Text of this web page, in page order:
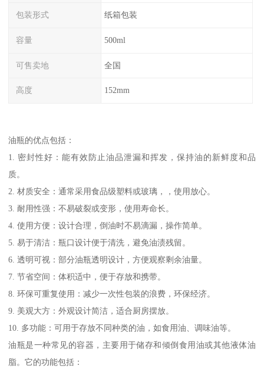
包装形式 纸箱包装
容量 500ml
可售卖地 全国
高度 152mm
油瓶的优点包括：
1. 密封性好：能有效防止油品泄漏和挥发，保持油的新鲜度和品
质。
2. 材质安全：通常采用食品级塑料或玻璃，，使用放心。
3. 耐用性强：不易破裂或变形，使用寿命长。
4. 使用方便：设计合理，倒油时不易滴漏，操作简单。
5. 易于清洁：瓶口设计便于清洗，避免油渍残留。
6. 透明可视：部分油瓶透明设计，方便观察剩余油量。
7. 节省空间：体积适中，便于存放和携带。
8. 环保可重复使用：减少一次性包装的浪费，环保经济。
9. 美观大方：外观设计简洁，适合厨房摆放。
10. 多功能：可用于存放不同种类的油，如食用油、调味油等。
油瓶是一种常见的容器，主要用于储存和倾倒食用油或其他液体油
脂。它的功能包括：